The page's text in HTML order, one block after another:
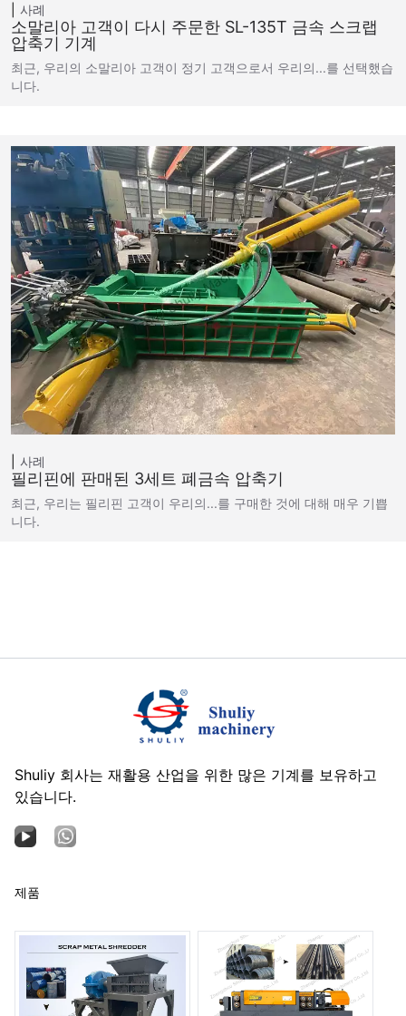
사례
소말리아 고객이 다시 주문한 SL-135T 금속 스크랩
압축기 기계
최근, 우리의 소말리아 고객이 정기 고객으로서 우리의...를 선택했습
니다.
사례
필리핀에 판매된 3세트 폐금속 압축기
최근, 우리는 필리핀 고객이 우리의...를 구매한 것에 대해 매우 기쁩
니다.
Shuliy 회사는 재활용 산업을 위한 많은 기계를 보유하고
있습니다.
제품